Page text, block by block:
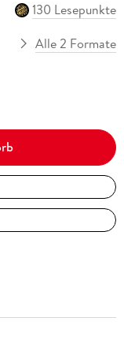
130 Lesepunkte
Alle 2 Formate